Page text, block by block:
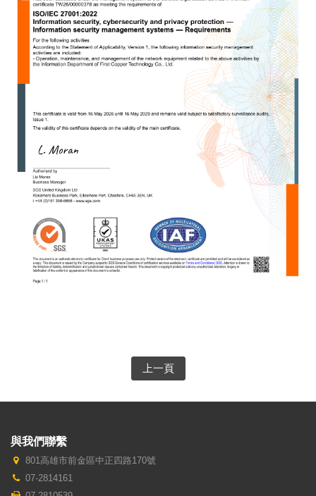
上一頁
與我們聯繫
801高雄市前金區中正四路170號
07-2814161